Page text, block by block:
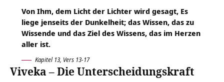
Von Ihm, dem Licht der Lichter wird gesagt, Es
liege jenseits der Dunkelheit; das Wissen, das zu
Wissende und das Ziel des Wissens, das im Herzen
aller ist.
Kapitel 13, Vers 13-17
Viveka – Die Unterscheidungskraft